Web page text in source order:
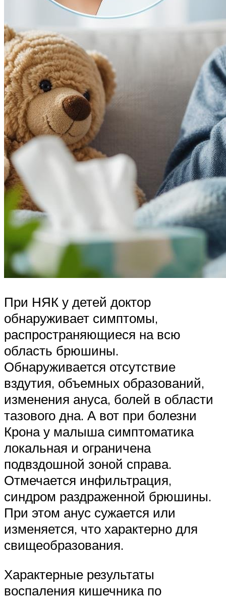
При НЯК у детей доктор
обнаруживает симптомы,
распространяющиеся на всю
область брюшины.
Обнаруживается отсутствие
вздутия, объемных образований,
изменения ануса, болей в области
тазового дна. А вот при болезни
Крона у малыша симптоматика
локальная и ограничена
подвздошной зоной справа.
Отмечается инфильтрация,
синдром раздраженной брюшины.
При этом анус сужается или
изменяется, что характерно для
свищеобразования.
Характерные результаты
воспаления кишечника по